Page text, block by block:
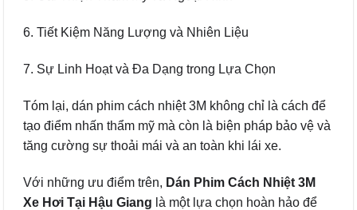
6. Tiết Kiệm Năng Lượng và Nhiên Liệu
7. Sự Linh Hoạt và Đa Dạng trong Lựa Chọn
Tóm lại, dán phim cách nhiệt 3M không chỉ là cách để
tạo điểm nhấn thẩm mỹ mà còn là biện pháp bảo vệ và
tăng cường sự thoải mái và an toàn khi lái xe.
Với những ưu điểm trên, Dán Phim Cách Nhiệt 3M
Xe Hơi Tại Hậu Giang là một lựa chọn hoàn hảo để